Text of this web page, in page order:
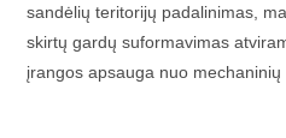
sandėlių teritorijų padalinimas,
skirtų gardų suformavimas
įrangos apsauga nuo mechaninių